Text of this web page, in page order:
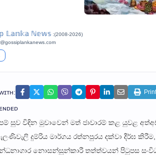
𝕃𝕒𝕟𝕜𝕒 ℕ𝕖𝕨𝕤 :(2008-2026)
සුව විඳින මුවාවෙන් මත් ජාවාරම් කළ යුවළ
දුම්රිය මාර්ගය රත්නපුරය දක්වා දීර්ඝ
නොසන්සුන්කාරී තත්ත්වයන් පිටුපස